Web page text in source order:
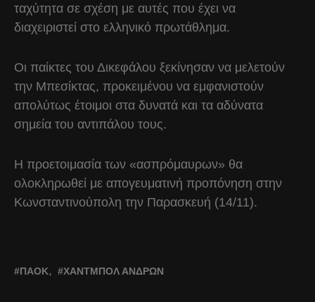
ταχύτητα σε σχέση με αυτές που έχει να
διαχειριστεί στο ελληνικό πρωτάθλημα.
Οι παίκτες του Δικεφάλου ξεκίνησαν να μελετούν
την Μπεσίκτας, προκειμένου να εμφανιστούν
απολύτως έτοιμοι στα δυνατά και τα αδύνατα
σημεία του αντιπάλου τους.
Η προετοιμασία των «ασπρόμαυρων» θα
ολοκληρωθεί με απογευματινή προπόνηση στην
Κωνσταντινούπολη την Παρασκευή (14/11).
ΠΑΟΚ ΧΆΝΤΜΠΟΛ ΑΝΔΡΏΝ